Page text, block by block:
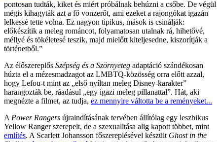
pontosan tudták, kiket és miért próbálnak behúzni a csőbe. De végül
mégis kihagyták azt a fő vonzerőt, ami ezeket a rajongókat igazán
lelkessé tette volna. Ez nagyon tipikus, mások is csinálják:
előkészítik a meleg románcot, folyamatosan utalnak rá, hihetővé,
méllyé és tökéletesé teszik, majd mielőtt kiteljesedne, kiszorítják a
történetből.”
Az élőszereplős Szépség és a Szörnyeteg adaptáció szándékosan
húzta el a mézesmadzagot az LMBTQ-közösség orra előtt azzal,
hogy Lefou-t mint az „első nyíltan meleg Disney-karakter”
harangozták be, ráadásul „egy igazi meleg pillanattal”. Hát, aki
megnézte a filmet, az tudja, ez mennyire váltotta be a reményeket...
A Power Rangers újraindításának tervében állítólag egy leszbikus
Yellow Ranger szerepelt, de a szexualitása alig kapott többet, mint
említés. A Scarlett Johansson főszereplésével készült Ghost in the